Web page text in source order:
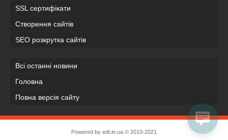
SSL сертифікати
Створення сайтів
SEO розкрутка сайтів
Всі останні новини
Головна
Повна версія сайту
Powered by edt.in.ua © 2010-2021